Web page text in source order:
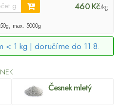
460 Kč/kg
max. 5000g
< 1 kg | doručíme do 11.8.
Česnek mletý